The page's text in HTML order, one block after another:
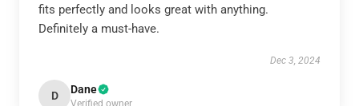
fits perfectly and looks great with anything.
Definitely a must-have.
Dec 3, 2024
D Dane
Verified owner